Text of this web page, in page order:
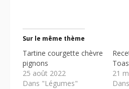
Sur le même thème
Tartine courgette chèvre
pignons
25 août 2022
Dans "Légumes"
21